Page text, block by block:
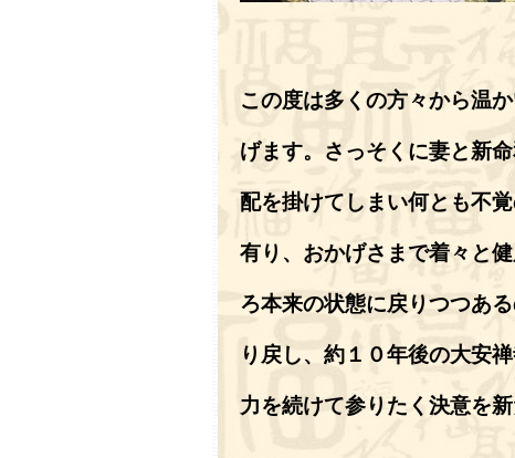
この度は多くの方々から温
げます。さっそくに妻と新
配を掛けてしまい何とも不
有り、おかげさまで着々と
ろ本来の状態に戻りつつあ
り戻し、約１０年後の大安
力を続けて参りたく決意を新